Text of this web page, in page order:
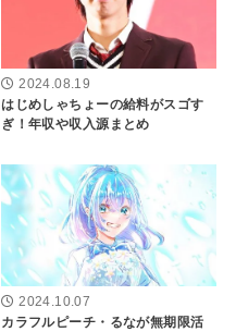
2024.08.19
はじめしゃちょーの給料がスゴす
ぎ！年収や収入源まとめ
2024.10.07
カラフルピーチ・るなが無期限活